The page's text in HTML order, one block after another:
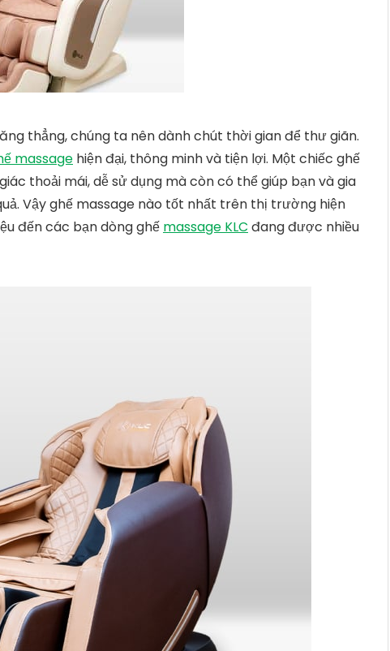
thẳng, chúng ta nên dành chút thời gian để thư giãn.
massage hiện đại, thông minh và tiện lợi. Một chiếc ghế
thoải mái, dễ sử dụng mà còn có thể giúp bạn và gia
Vậy ghế massage nào tốt nhất trên thị trường hiện
đến các bạn dòng ghế massage KLC đang được nhiều